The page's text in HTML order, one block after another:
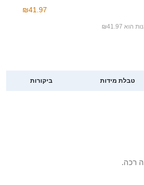
₪41.97
₪41.97
טבלת מידות ביקורות
רכה.